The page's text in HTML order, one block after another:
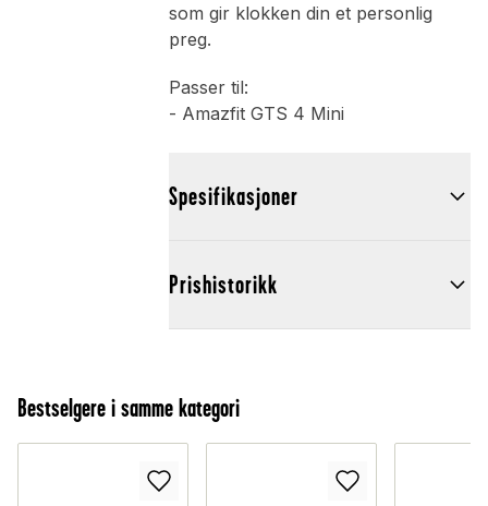
som gir klokken din et personlig
preg.
Passer til:
- Amazfit GTS 4 Mini
Spesifikasjoner
Prishistorikk
Bestselgere i samme kategori